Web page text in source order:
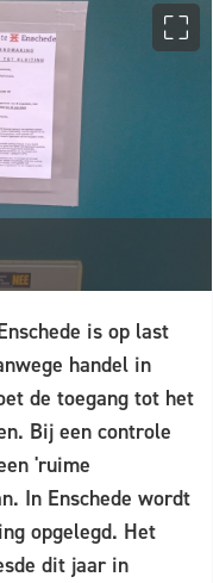
is op last
handel in
de toegang tot het
Bij een controle
'ruime
In Enschede wordt
opgelegd. Het
dit jaar in